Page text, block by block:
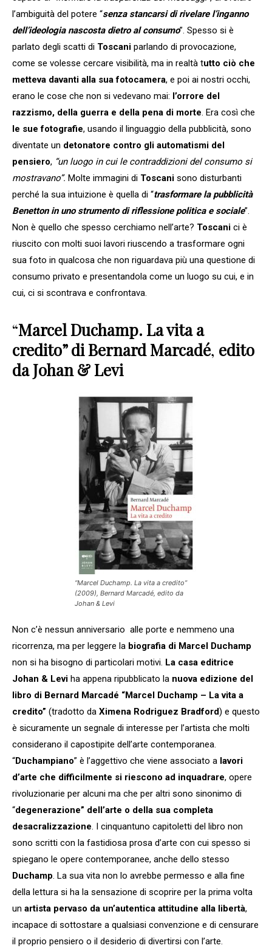
l’ambiguità del potere “senza stancarsi di rivelare l’inganno
dell’ideologia nascosta dietro al consumo”. Spesso si è
parlato degli scatti di Toscani parlando di provocazione,
come se volesse cercare visibilità, ma in realtà tutto ciò che
metteva davanti alla sua fotocamera, e poi ai nostri occhi,
erano le cose che non si vedevano mai: l’orrore del
razzismo, della guerra e della pena di morte . Era così che
le sue fotografie, usando il linguaggio della pubblicità, sono
diventate un detonatore contro gli automatismi del
pensiero, “un luogo in cui le contraddizioni del consumo si
mostravano”. Molte immagini di Toscani sono disturbanti
perché la sua intuizione è quella di “trasformare la pubblicità
Benetton in uno strumento di riflessione politica e sociale”.
Non è quello che spesso cerchiamo nell’arte? Toscani ci è
riuscito con molti suoi lavori riuscendo a trasformare ogni
sua foto in qualcosa che non riguardava più una questione di
consumo privato e presentandola come un luogo su cui, e in
cui, ci si scontrava e confrontava.
“Marcel Duchamp. La vita a
credito” di Bernard Marcadé, edito
da Johan & Levi
“Marcel Duchamp. La vita a credito”
(2009), Bernard Marcadé, edito da
Johan & Levi
Non c’è nessun anniversario alle porte e nemmeno una
ricorrenza, ma per leggere la biografia di Marcel Duchamp
non si ha bisogno di particolari motivi. La casa editrice
Johan & Levi ha appena ripubblicato la nuova edizione del
libro di Bernard Marcadé “Marcel Duchamp – La vita a
credito” (tradotto da Ximena Rodriguez Bradford) e questo
è sicuramente un segnale di interesse per l’artista che molti
considerano il capostipite dell’arte contemporanea.
“Duchampiano” è l’aggettivo che viene associato a lavori
d’arte che difficilmente si riescono ad inquadrare, opere
rivoluzionarie per alcuni ma che per altri sono sinonimo di
“degenerazione” dell’arte o della sua completa
desacralizzazione . I cinquantuno capitoletti del libro non
sono scritti con la fastidiosa prosa d’arte con cui spesso si
spiegano le opere contemporanee, anche dello stesso
Duchamp . La sua vita non lo avrebbe permesso e alla fine
della lettura si ha la sensazione di scoprire per la prima volta
un artista pervaso da un’autentica attitudine alla libertà,
incapace di sottostare a qualsiasi convenzione e di censurare
il proprio pensiero o il desiderio di divertirsi con l’arte.